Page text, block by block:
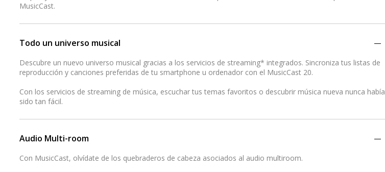
MusicCast.
Todo un universo musical
Descubre un nuevo universo musical gracias a los servicios de streaming* integrados. Sincroniza tus listas de
reproducción y canciones preferidas de tu smartphone u ordenador con el MusicCast 20.
Con los servicios de streaming de música, escuchar tus temas favoritos o descubrir música nueva nunca había
sido tan fácil.
Audio Multi-room
Con MusicCast, olvídate de los quebraderos de cabeza asociados al audio multiroom.